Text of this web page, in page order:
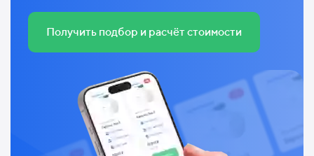
Получить подбор и расчёт стоимости